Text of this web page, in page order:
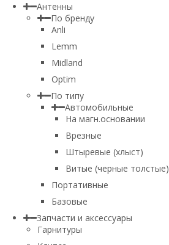
Антенны
По бренду
Anli
Lemm
Midland
Optim
По типу
Автомобильные
На магн.основании
Врезные
Штыревые (хлыст)
Витые (черные толстые)
Портативные
Базовые
Запчасти и аксессуары
Гарнитуры